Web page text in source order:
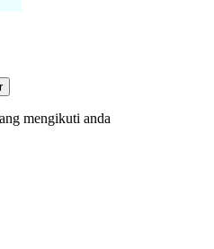
mengikuti anda